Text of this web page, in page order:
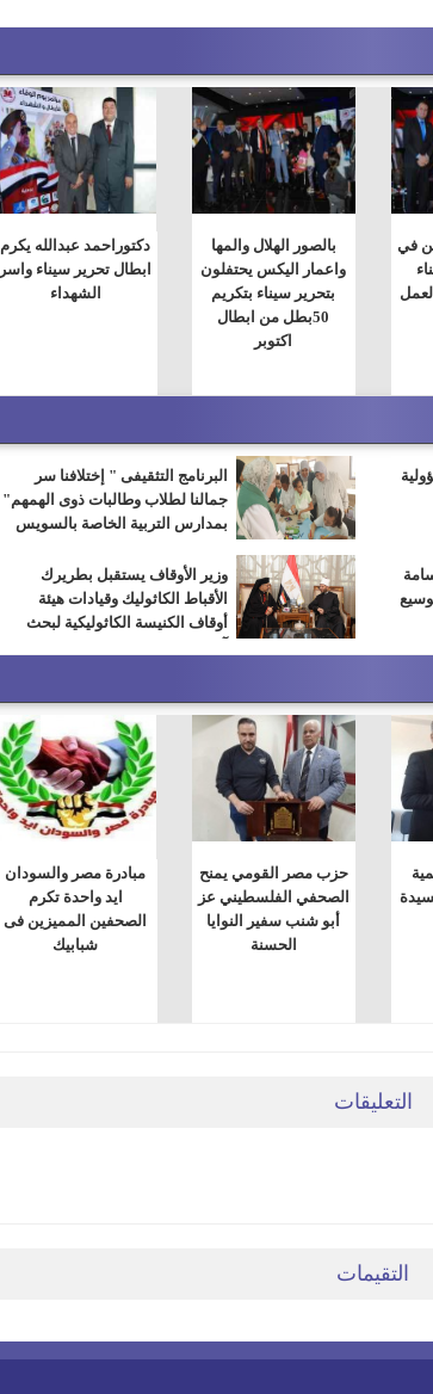
في
بالصور الهلال والمها
واعمار اليكس يحتفلون
بتحرير سيناء بتكريم
50بطل من ابطال
اكتوبر
دكتوراحمد عبدالله يكرم
ابطال تحرير سيناء واسر
الشهداء
البرنامج التثقيفى " إختلافنا سر
جمالنا لطلاب وطالبات ذوى الهمهم"
بمدارس التربية الخاصة بالسويس
وزير الأوقاف يستقبل بطريرك
الأقباط الكاثوليك وقيادات هيئة
أوقاف الكنيسة الكاثوليكية لبحث
حزب مصر القومي يمنح
الصحفي الفلسطيني عز
أبو شنب سفير النوايا
الحسنة
مبادرة مصر والسودان
ايد واحدة تكرم
الصحفين المميزين فى
شبابيك
التعليقات
التقيمات